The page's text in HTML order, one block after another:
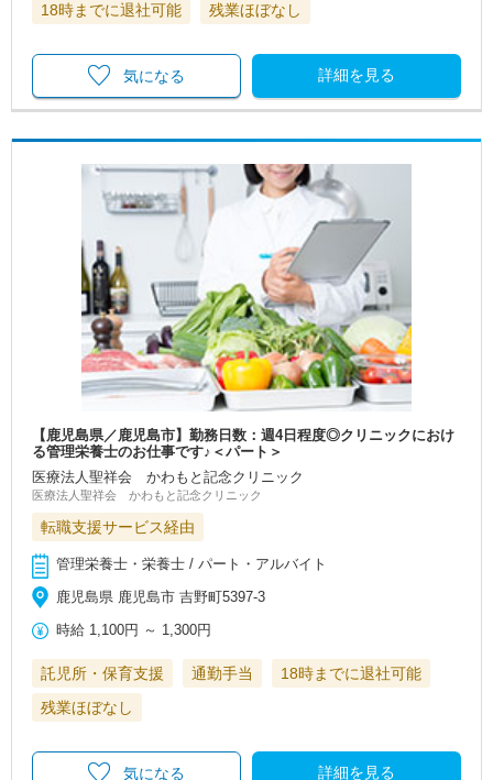
18時までに退社可能
残業ほぼなし
詳細を見る
気になる
【鹿児島県／鹿児島市】勤務日数：週4日程度◎クリニックにおけ
る管理栄養士のお仕事です♪＜パート＞
医療法人聖祥会 かわもと記念クリニック
医療法人聖祥会 かわもと記念クリニック
転職支援サービス経由
管理栄養士・栄養士 / パート・アルバイト
鹿児島県 鹿児島市 吉野町5397-3
時給 1,100円 ～ 1,300円
託児所・保育支援 通勤手当
18時までに退社可能
残業ほぼなし
詳細を見る
気になる